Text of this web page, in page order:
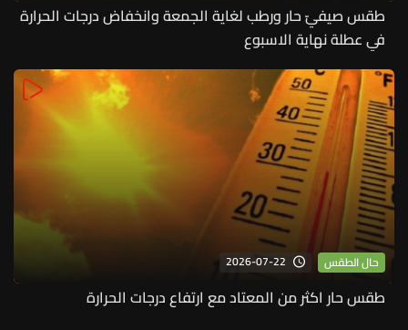
طقس صيفيّ حار ورطب لغاية الجمعة وانخفاض درجات الحرارة
في عطلة نهاية الاسبوع
حال الطقس 2026-07-22
طقس حار اكثر من المعتاد مع ارتفاع درجات الحرارة